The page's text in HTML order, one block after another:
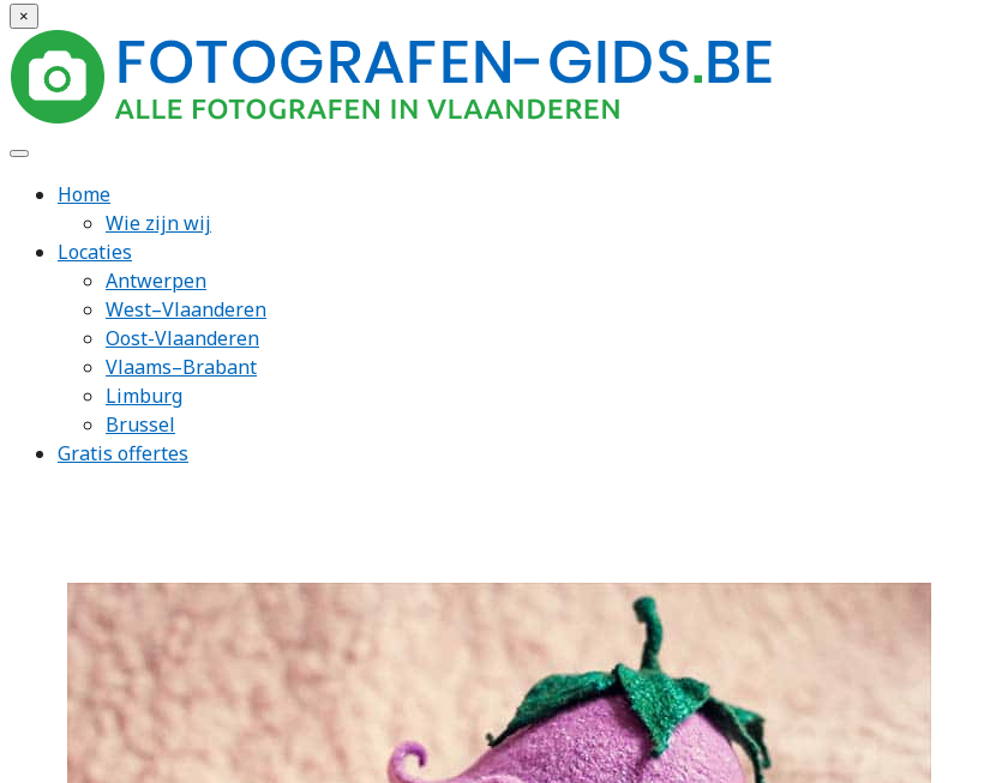
×
Home
Wie zijn wij
Locaties
Antwerpen
West–Vlaanderen
Oost-Vlaanderen
Vlaams–Brabant
Limburg
Brussel
Gratis offertes